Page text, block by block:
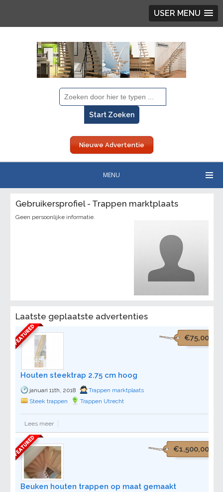
USER MENU
Nieuwe Advertentie
MENU
Gebruikersprofiel - Trappen marktplaats
Geen persoonlijke informatie.
Laatste geplaatste advertenties
€75,00
Houten steektrap 2.75 cm hoog
januari 11th, 2018
Trappen marktplaats
Steek trappen
Trappen Utrecht
Lees meer
€1,500,00
Beuken houten trappen op maat gemaakt